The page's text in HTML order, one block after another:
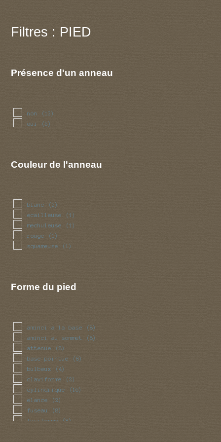
Filtres : PIED
Présence d'un anneau
non (13)
oui (5)
Couleur de l'anneau
blanc (2)
ecailleuse (1)
mechuleuse (1)
rouge (1)
squameuse (1)
Forme du pied
aminci a la base (8)
aminci au sommet (8)
attenue (8)
base pointue (8)
bulbeux (4)
claviforme (2)
cylindrique (16)
elance (2)
fuseau (8)
fusiforme (8)